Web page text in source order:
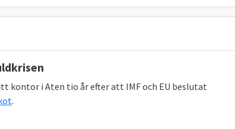
stöd?
Rumänien, Spanien och Ungern. Länderna har
kronor, i lån mot ränta, främst från EU och
kontor i Aten tio år efter att IMF och EU beslutat
.